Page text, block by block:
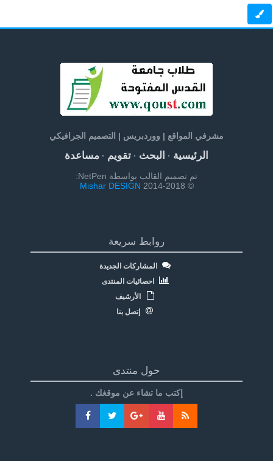
مشرفي المواقع | ووردبريس | التصميم الجرافيكي
الرئيسية· البحث· تقويم· مساعدة
تم تصميم القالب بواسطة NetPen:
© 2014-2018
Mishar DESIGN
روابط سريعة
المشاركات الجديدة
احصائيات المنتدى
الأرشيف
إتصل بنا
حول منتدى
إكتب ما تشاء عن موقغك .